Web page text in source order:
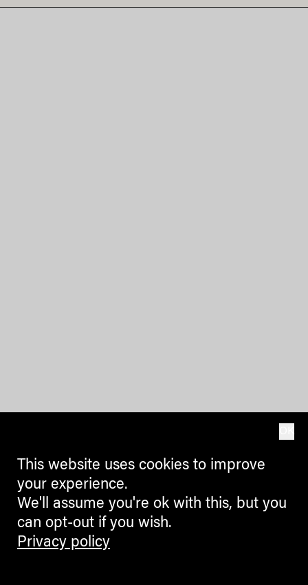
This website uses cookies to improve
your experience.
We'll assume you're ok with this, but you
can opt-out if you wish.
Privacy policy